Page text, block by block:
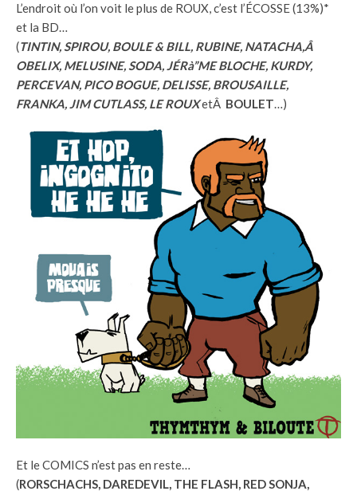
L’endroit où l’on voit le plus de ROUX, c’est l’ÉCOSSE (13%)*
et la BD…
(TINTIN, SPIROU, BOULE & BILL, RUBINE, NATACHA,Â
OBELIX, MELUSINE, SODA, JÉRà”ME BLOCHE, KURDY,
PERCEVAN, PICO BOGUE, DELISSE, BROUSAILLE,
FRANKA, JIM CUTLASS, LE ROUXetÂ BOULET…)
Et le COMICS n’est pas en reste…
(RORSCHACHS, DAREDEVIL, THE FLASH, RED SONJA,